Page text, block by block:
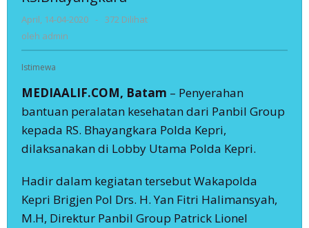
RS.Bhayangkara
April, 14-04-2020 oleh
- 372 Dilihat
oleh admin
Istimewa
MEDIAALIF.COM, Batam – Penyerahan
bantuan peralatan kesehatan dari Panbil Group
kepada RS. Bhayangkara Polda Kepri,
dilaksanakan di Lobby Utama Polda Kepri.
Hadir dalam kegiatan tersebut Wakapolda
Kepri Brigjen Pol Drs. H. Yan Fitri Halimansyah,
M.H, Direktur Panbil Group Patrick Lionel